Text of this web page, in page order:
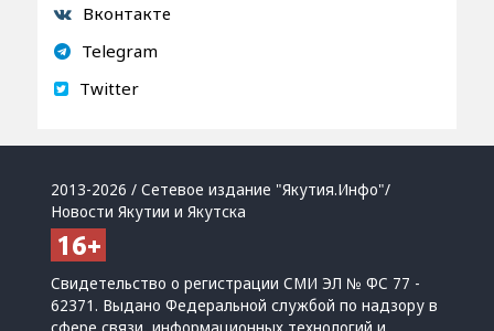
Вконтакте
Telegram
Twitter
2013-2026 / Сетевое издание "Якутия.Инфо"/
Новости Якутии и Якутска
Свидетельство о регистрации СМИ ЭЛ № ФС 77 -
62371. Выдано Федеральной службой по надзору в